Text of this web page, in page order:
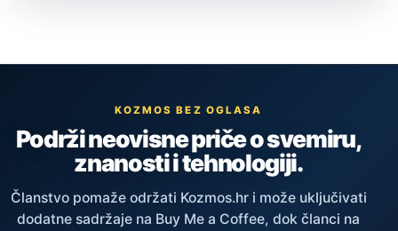
KOZMOS BEZ OGLASA
Podrži neovisne priče o svemiru,
znanosti i tehnologiji.
Članstvo pomaže održati Kozmos.hr i može uključivati
dodatne sadržaje na Buy Me a Coffee, dok članci na